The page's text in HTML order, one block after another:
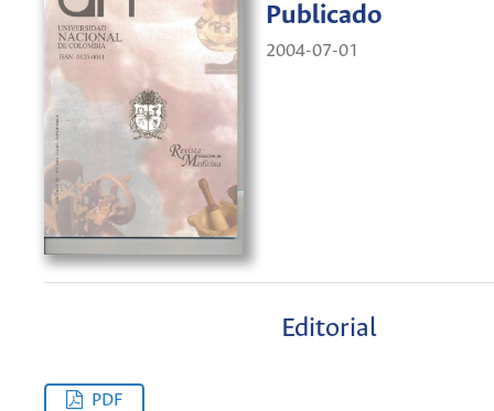
Publicado
2004-07-01
Editorial
PDF